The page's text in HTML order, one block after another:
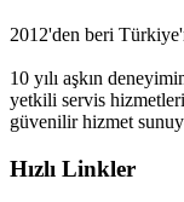
2012'den beri
10 yılı aşkın
yetkili servis
güvenilir hizmet
Hızlı Linkler